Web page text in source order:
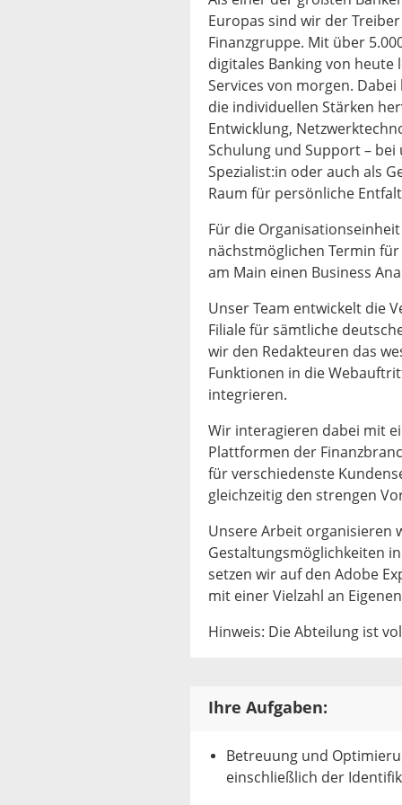
Europas sind wir der
Finanzgruppe. Mit über
digitales Banking von heute
Services von morgen.
die individuellen Stärken
Entwicklung,
Schulung und Support – bei
Spezialist:in oder auch als
Raum für persönliche
Für die
nächstmöglichen Termin
am Main einen Business
Unser Team entwickelt die
Filiale für sämtliche
wir den Redakteuren das
Funktionen in die
integrieren.
Wir interagieren dabei mit
Plattformen der
für verschiedenste
gleichzeitig den strengen
Unsere Arbeit organisieren
Gestaltungsmöglichkeiten
setzen wir auf den Adobe
mit einer Vielzahl an
Hinweis: Die Abteilung ist
Ihre Aufgaben:
Betreuung und
einschließlich der